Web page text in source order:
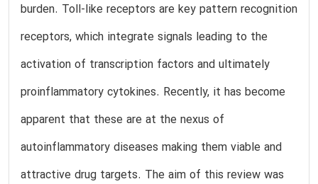
burden. Toll-like receptors are key pattern recognition
receptors, which integrate signals leading to the
activation of transcription factors and ultimately
proinflammatory cytokines. Recently, it has become
apparent that these are at the nexus of
autoinflammatory diseases making them viable and
attractive drug targets. The aim of this review was